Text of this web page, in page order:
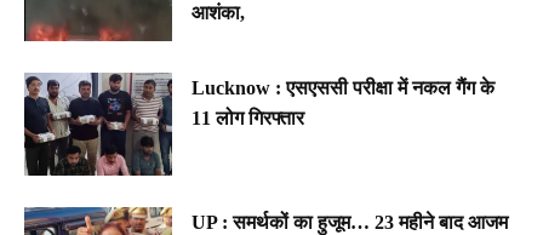
आशंका,
Lucknow : एसएससी परीक्षा में नकल गैंग के
11 लोग गिरफ्तार
UP : समर्थकों का हुजूम… 23 महीने बाद आजम